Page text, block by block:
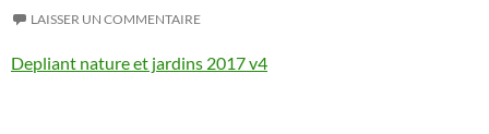
LAISSER UN COMMENTAIRE
Depliant nature et jardins 2017 v4